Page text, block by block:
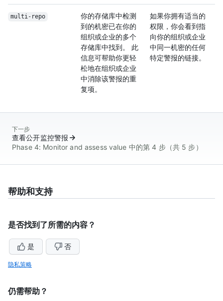
multi-repo
你的存储库中检测
到的机密已在你的
组织或企业的多个
存储库中找到。 此
信息可帮助你更轻
松地在组织或企业
中消除该警报的重
复项。
如果你拥有适当的
权限，你会看到指
向你的组织或企业
中同一机密的任何
特定警报的链接。
下一步
查看公开监控警报
Phase 4: Monitor and assess value 中的第 4 步（共 5 步）
帮助和支持
是否找到了所需的内容？
是 否
隐私策略
仍需帮助？